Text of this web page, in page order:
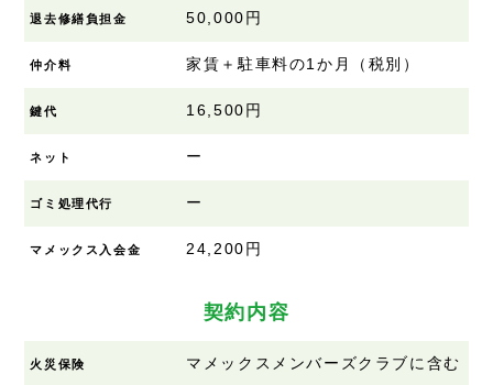
退去修繕負担金 50,000円
仲介料 家賃＋駐車料の1か月（税別）
鍵代 16,500円
ネット ー
ゴミ処理代行 ー
マメックス入会金 24,200円
契約内容
火災保険 マメックスメンバーズクラブに含む